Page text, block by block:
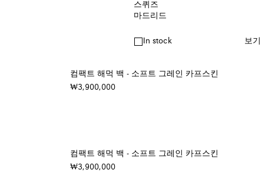
스퀴즈
마드리드
In stock 보기
컴팩트 해먹 백 - 소프트 그레인 카프스킨
₩3,900,000
컴팩트 해먹 백 - 소프트 그레인 카프스킨
₩3,900,000